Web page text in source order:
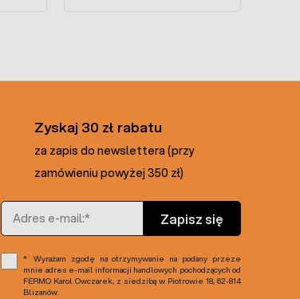
Zyskaj 30 zł rabatu
za zapis do newslettera (przy
zamówieniu powyżej 350 zł)
Adres e-mail
Zapisz się
Wyrażam zgodę na otrzymywanie na podany przeze
mnie adres e-mail informacji handlowych pochodzących od
FERMO Karol Owczarek, z siedzibą w Piotrowie 18, 62-814
Blizanów.